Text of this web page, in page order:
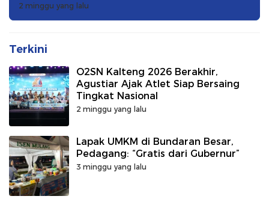
2 minggu yang lalu
Terkini
O2SN Kalteng 2026 Berakhir,
Agustiar Ajak Atlet Siap Bersaing
Tingkat Nasional
2 minggu yang lalu
Lapak UMKM di Bundaran Besar,
Pedagang: “Gratis dari Gubernur”
3 minggu yang lalu